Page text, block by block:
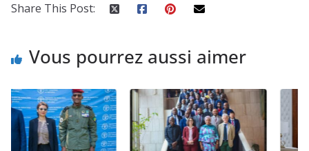
Share This Post:
Vous pourrez aussi aimer